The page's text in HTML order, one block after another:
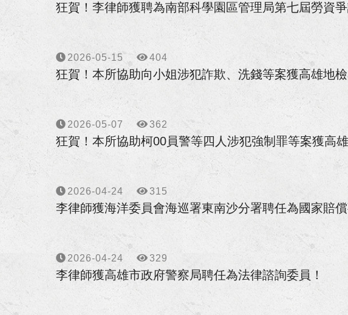
狂賀！本所代理繼承人王小姐就多年爭執不休之
狂賀！本所協助邱小姐及劉小姐涉犯詐欺案獲高
恭賀李律師連續四屆擔任台南地院勞動調解委員！
李律師受邀至正修科技大學講授《校園消費教育
恭賀李律師擔任全國律師聯合會第33期基礎訓練
狂賀！本所協助旭O工程行損害賠償事件獲屏東地
狂賀！李律師獲經濟部中小及新創企業署續聘為
狂賀！本所代理梁先生請求確認抵押權不存在事
狂賀！本所代理黃女士確認區分所有權人會議決
恭賀李衣婷律師獲內政部警政署高雄港務警察總
狂賀！李律師獲聘為南部科學園區管理局第七屆勞資爭
2026-05-15 404
狂賀！本所協助向小姐涉犯詐欺、洗錢等案獲高雄地檢
2026-05-07 362
狂賀！本所協助柯00員警等四人涉犯強制罪等案獲高
2026-04-24 315
李律師獲海洋委員會海巡署東南沙分署聘任為國家賠
2026-04-24 329
李律師獲高雄市政府警察局聘任為法律諮詢委員！